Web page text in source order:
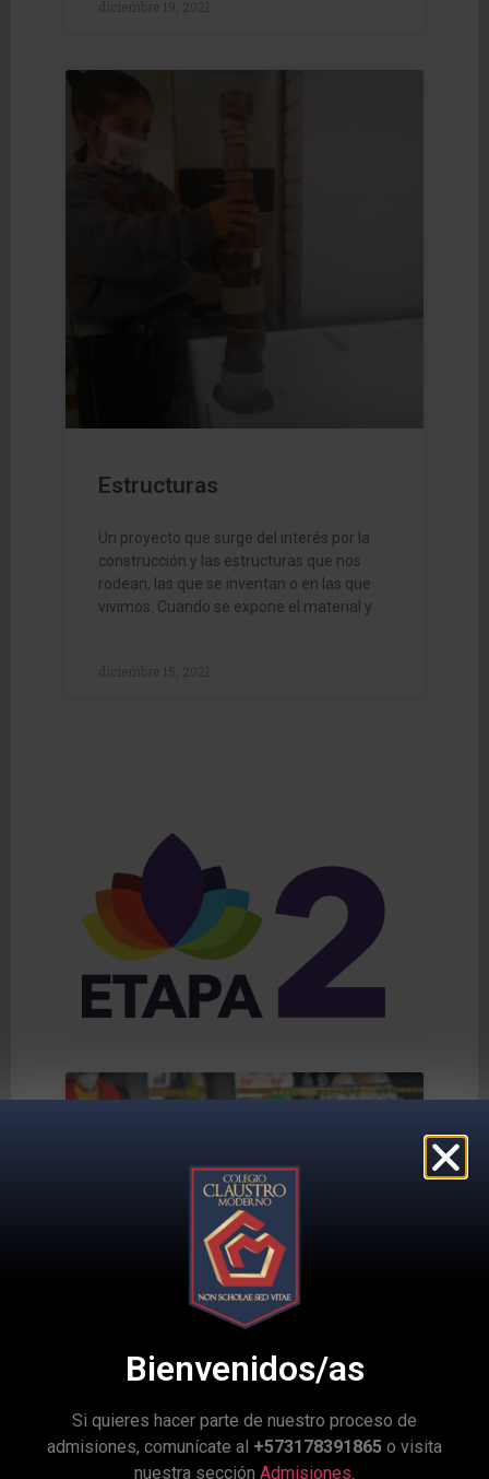
Estructuras
Un proyecto que surge del interés por la
construcción y las estructuras que nos
rodean, las que se inventan o en las que
vivimos. Cuando se expone el material y
Bienvenidos/as
Si quieres hacer parte de nuestro proceso de
admisiones, comunícate al +573178391865 o visita
nuestra sección Admisiones.